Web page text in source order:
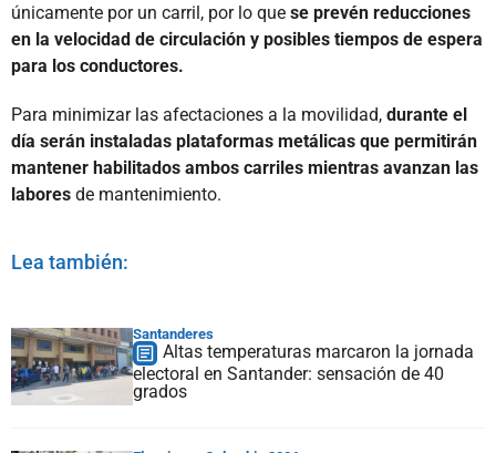
únicamente por un carril, por lo que se prevén reducciones
en la velocidad de circulación y posibles tiempos de espera
para los conductores.
Para minimizar las afectaciones a la movilidad, durante el
día serán instaladas plataformas metálicas que permitirán
mantener habilitados ambos carriles mientras avanzan las
labores de mantenimiento.
Lea también:
Santanderes
Altas temperaturas marcaron la jornada
electoral en Santander: sensación de 40
grados